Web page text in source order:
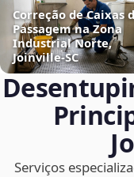
Correção de Caixas
Passagem na Zona
Industrial Norte,
Joinville‑SC
Serviços